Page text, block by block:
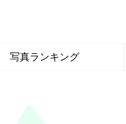
写真ランキング